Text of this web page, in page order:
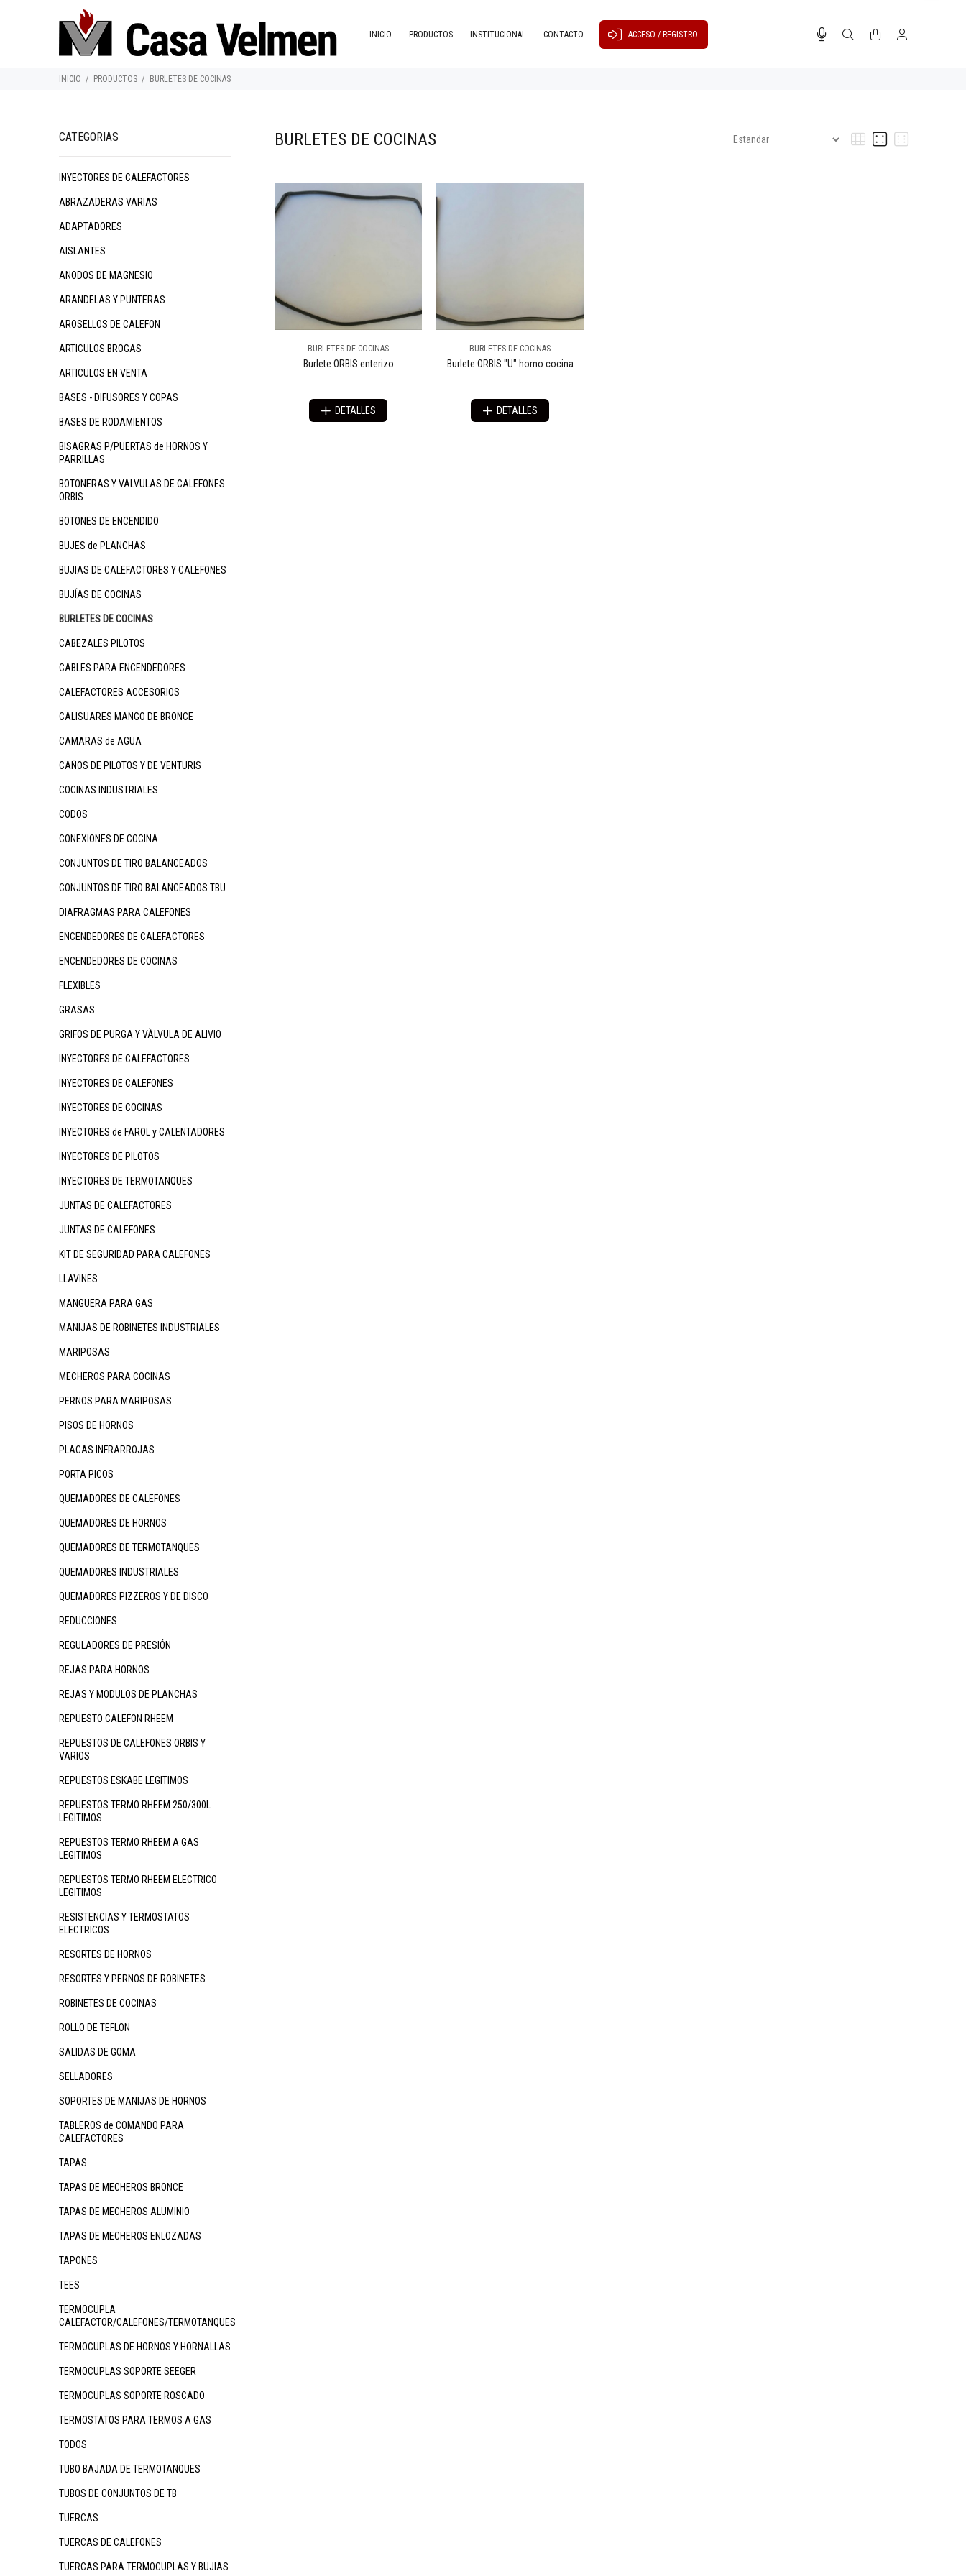
INICIO PRODUCTOS INSTITUCIONAL CONTACTO ACCESO / REGISTRO
INICIO PRODUCTOS BURLETES DE COCINAS
CATEGORIAS
INYECTORES DE CALEFACTORES
ABRAZADERAS VARIAS
ADAPTADORES
AISLANTES
ANODOS DE MAGNESIO
ARANDELAS Y PUNTERAS
AROSELLOS DE CALEFON
ARTICULOS BROGAS
ARTICULOS EN VENTA
BASES - DIFUSORES Y COPAS
BASES DE RODAMIENTOS
BISAGRAS P/PUERTAS de HORNOS Y
PARRILLAS
BOTONERAS Y VALVULAS DE CALEFONES
ORBIS
BOTONES DE ENCENDIDO
BUJES de PLANCHAS
BUJIAS DE CALEFACTORES Y CALEFONES
BUJÍAS DE COCINAS
BURLETES DE COCINAS
CABEZALES PILOTOS
CABLES PARA ENCENDEDORES
CALEFACTORES ACCESORIOS
CALISUARES MANGO DE BRONCE
CAMARAS de AGUA
CAÑOS DE PILOTOS Y DE VENTURIS
COCINAS INDUSTRIALES
CODOS
CONEXIONES DE COCINA
CONJUNTOS DE TIRO BALANCEADOS
CONJUNTOS DE TIRO BALANCEADOS TBU
DIAFRAGMAS PARA CALEFONES
ENCENDEDORES DE CALEFACTORES
ENCENDEDORES DE COCINAS
FLEXIBLES
GRASAS
GRIFOS DE PURGA Y VÀLVULA DE ALIVIO
INYECTORES DE CALEFACTORES
INYECTORES DE CALEFONES
INYECTORES DE COCINAS
INYECTORES de FAROL y CALENTADORES
INYECTORES DE PILOTOS
INYECTORES DE TERMOTANQUES
JUNTAS DE CALEFACTORES
JUNTAS DE CALEFONES
KIT DE SEGURIDAD PARA CALEFONES
LLAVINES
MANGUERA PARA GAS
MANIJAS DE ROBINETES INDUSTRIALES
MARIPOSAS
MECHEROS PARA COCINAS
PERNOS PARA MARIPOSAS
PISOS DE HORNOS
PLACAS INFRARROJAS
PORTA PICOS
QUEMADORES DE CALEFONES
QUEMADORES DE HORNOS
QUEMADORES DE TERMOTANQUES
QUEMADORES INDUSTRIALES
QUEMADORES PIZZEROS Y DE DISCO
REDUCCIONES
REGULADORES DE PRESIÓN
REJAS PARA HORNOS
REJAS Y MODULOS DE PLANCHAS
REPUESTO CALEFON RHEEM
REPUESTOS DE CALEFONES ORBIS Y
VARIOS
REPUESTOS ESKABE LEGITIMOS
REPUESTOS TERMO RHEEM 250/300L
LEGITIMOS
REPUESTOS TERMO RHEEM A GAS
LEGITIMOS
REPUESTOS TERMO RHEEM ELECTRICO
LEGITIMOS
RESISTENCIAS Y TERMOSTATOS
ELECTRICOS
RESORTES DE HORNOS
RESORTES Y PERNOS DE ROBINETES
ROBINETES DE COCINAS
ROLLO DE TEFLON
SALIDAS DE GOMA
SELLADORES
SOPORTES DE MANIJAS DE HORNOS
TABLEROS de COMANDO PARA
CALEFACTORES
TAPAS
TAPAS DE MECHEROS BRONCE
TAPAS DE MECHEROS ALUMINIO
TAPAS DE MECHEROS ENLOZADAS
TAPONES
TEES
TERMOCUPLA
CALEFACTOR/CALEFONES/TERMOTANQUES
TERMOCUPLAS DE HORNOS Y HORNALLAS
TERMOCUPLAS SOPORTE SEEGER
TERMOCUPLAS SOPORTE ROSCADO
TERMOSTATOS PARA TERMOS A GAS
TODOS
TUBO BAJADA DE TERMOTANQUES
TUBOS DE CONJUNTOS DE TB
TUERCAS
TUERCAS DE CALEFONES
TUERCAS PARA TERMOCUPLAS Y BUJIAS
BURLETES DE COCINAS
BURLETES DE COCINAS
Burlete ORBIS enterizo
DETALLES
BURLETES DE COCINAS
Burlete ORBIS "U" horno cocina
DETALLES